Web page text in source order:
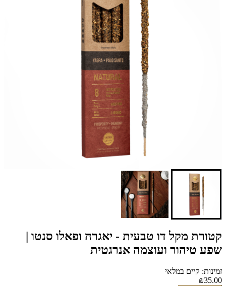
קטורת מקל דו טבעית - יאגרה ופאלו סנטו |
שפע טיהור ועוצמה אנרגטית
זמינות: קיים במלאי
₪35.00